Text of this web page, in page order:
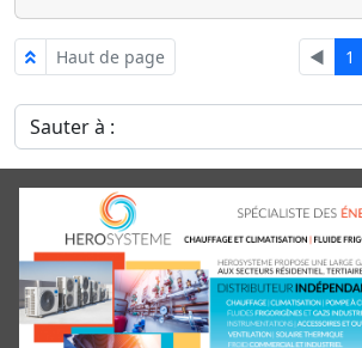
Haut de page ◄ 1
Sauter à :